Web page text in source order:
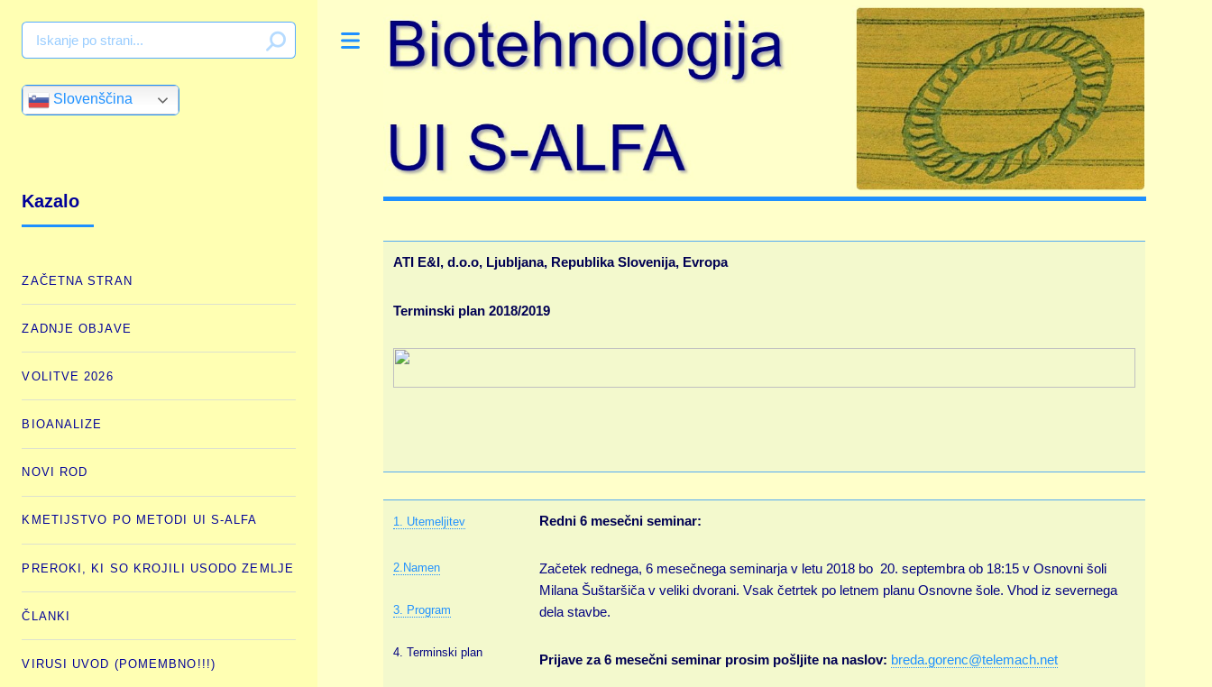
ATI E&I, d.o.o, Ljubljana, Republika Slovenija, Evropa
Terminski plan 2018/2019
1. Utemeljitev
2.Namen
3. Program
4. Terminski plan
Redni 6 mesečni seminar:
Začetek rednega, 6 mesečnega seminarja v letu 2018 bo 20. septembra ob 18:15 v Osnovni šoli
Milana Šuštaršiča v veliki dvorani. Vsak četrtek po letnem planu Osnovne šole. Vhod iz severnega
dela stavbe.
Prijave za 6 mesečni seminar prosim pošljite na naslov: breda.gorenc@telemach.net
Slovenščina
Kazalo
ZAČETNA STRAN
ZADNJE OBJAVE
VOLITVE 2026
BIOANALIZE
NOVI ROD
KMETIJSTVO PO METODI UI S-ALFA
PREROKI, KI SO KROJILI USODO ZEMLJE
ČLANKI
VIRUSI UVOD (POMEMBNO!!!)
Toggle